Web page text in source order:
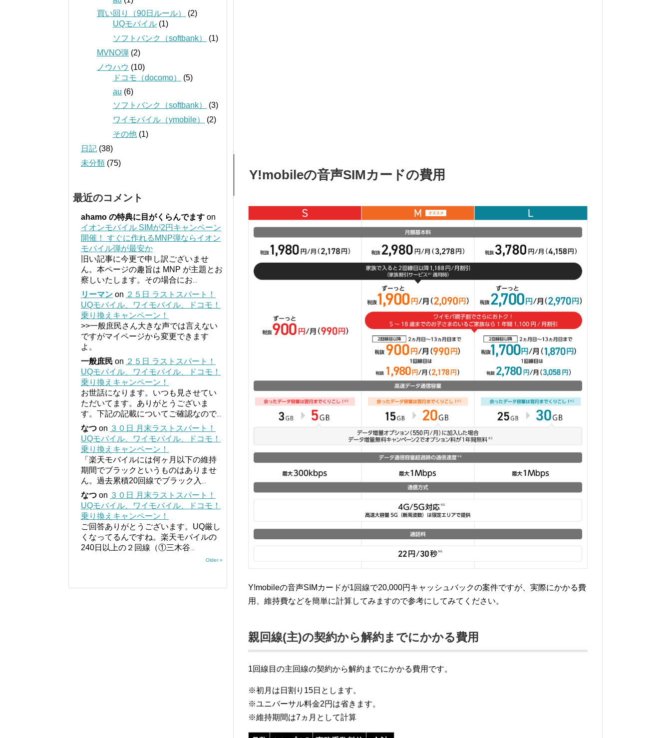
Y!mobileの音声SIMカードの費用
Y!mobileの音声SIMカードが1回線で20,000円キャッシュバックの案件ですが、実際にかかる費
用、維持費などを簡単に計算してみますので参考にしてみてください。
親回線(主)の契約から解約までにかかる費用
1回線目の主回線の契約から解約までにかかる費用です。
※初月は日割り15日とします。
※ユニバーサル料金2円は省きます。
※維持期間は7ヵ月として計算
買い回り（90日ルール）
(2)
UQモバイル (1)
ソフトバンク（softbank）
(1)
MVNO弾 (2)
ノウハウ (10)
ドコモ（docomo）
(5)
au (6)
ソフトバンク（softbank）
(3)
ワイモバイル（ymobile）
(2)
その他 (1)
日記 (38)
未分類 (75)
最近のコメント
ahamo の特典に目がくらんでます on
イオンモバイル SIMが2円キャンペーン
開催！ すぐに作れるMNP弾ならイオン
モバイル弾が最安か
旧い記事に今更で申し訳ございませ
ん。本ページの趣旨は MNP が主題とお
察しいたします。その場合にお
リーマン on ２５日 ラストスパート！
UQモバイル、ワイモバイル、ドコモ！
乗り換えキャンペーン！
>>一般庶民さん大きな声では言えない
ですがマイページから変更できます
よ。
一般庶民 on ２５日 ラストスパート！
UQモバイル、ワイモバイル、ドコモ！
乗り換えキャンペーン！
お世話になります。いつも見させてい
ただいてます。ありがとうございま
す。下記の記載についてご確認なので...
なつ on ３０日 月末ラストスパート！
UQモバイル、ワイモバイル、ドコモ！
乗り換えキャンペーン！
「楽天モバイルには何ヶ月以下の維持
期間でブラックというものはありませ
ん。過去累積20回線でブラック入
なつ on ３０日 月末ラストスパート！
UQモバイル、ワイモバイル、ドコモ！
乗り換えキャンペーン！
ご回答ありがとうございます。UQ厳し
くなってるんですね。楽天モバイルの
240日以上の２回線（①三木谷
Older »